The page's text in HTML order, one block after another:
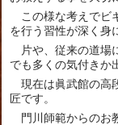
この様な考えでビ
を行う習性が深く身
片や、従来の道場
でも多くの気付きか
現在は眞武館の高
匠です。
門川師範からのお